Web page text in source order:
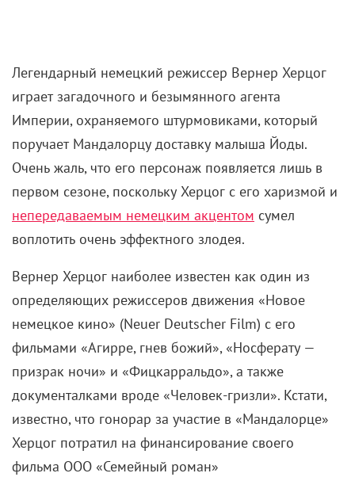
Легендарный немецкий режиссер Вернер Херцог
играет загадочного и безымянного агента
Империи, охраняемого штурмовиками, который
поручает Мандалорцу доставку малыша Йоды.
Очень жаль, что его персонаж появляется лишь в
первом сезоне, поскольку Херцог с его харизмой и
непередаваемым немецким акцентом сумел
воплотить очень эффектного злодея.
Вернер Херцог наиболее известен как один из
определяющих режиссеров движения «Новое
немецкое кино» (Neuer Deutscher Film) с его
фильмами «Агирре, гнев божий», «Носферату —
призрак ночи» и «Фицкарральдо», а также
документалками вроде «Человек-гризли». Кстати,
известно, что гонорар за участие в «Мандалорце»
Херцог потратил на финансирование своего
фильма ООО «Семейный роман»